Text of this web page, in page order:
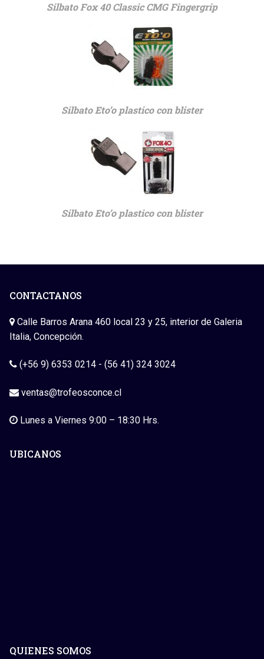
Silbato Fox 40 Classic CMG Fingergrip
Silbato Eto’o plastico con blister
Silbato Eto’o plastico con blister
CONTACTANOS
Calle Barros Arana 460 local 23 y 25, interior de Galeria
Italia, Concepción.
(+56 9) 6353 0214 - (56 41) 324 3024
ventas@trofeosconce.cl
Lunes a Viernes 9:00 – 18:30 Hrs.
UBICANOS
QUIENES SOMOS